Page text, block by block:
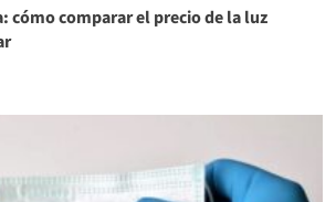
cómo comparar el precio de la luz